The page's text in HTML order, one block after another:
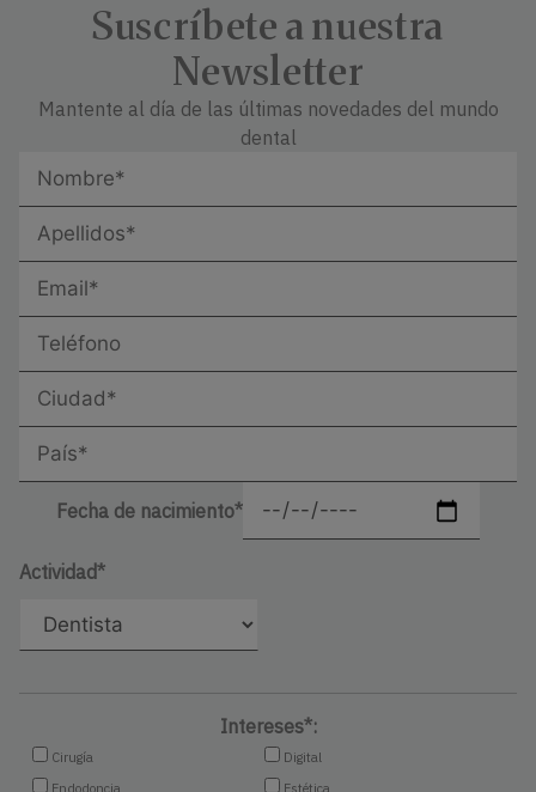
Suscríbete a nuestra
Newsletter
Mantente al día de las últimas novedades del mundo
dental
Fecha de nacimiento*
Actividad*
Intereses*:
Cirugía
Digital
Endodoncia
Estética